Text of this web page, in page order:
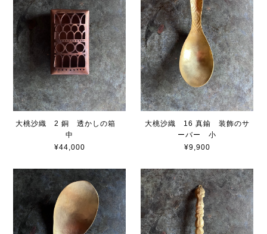
大桃沙織 2 銅 透かしの箱
中
¥44,000
大桃沙織 16 真鍮 装飾のサ
ーバー 小
¥9,900